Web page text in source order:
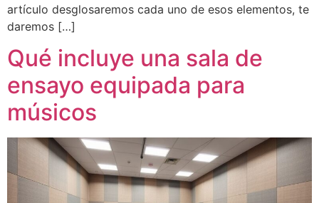
artículo desglosaremos cada uno de esos elementos, te
daremos […]
Qué incluye una sala de
ensayo equipada para
músicos